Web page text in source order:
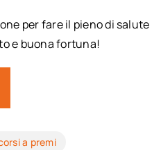
per fare il pieno di salute
e buona fortuna!
a premi